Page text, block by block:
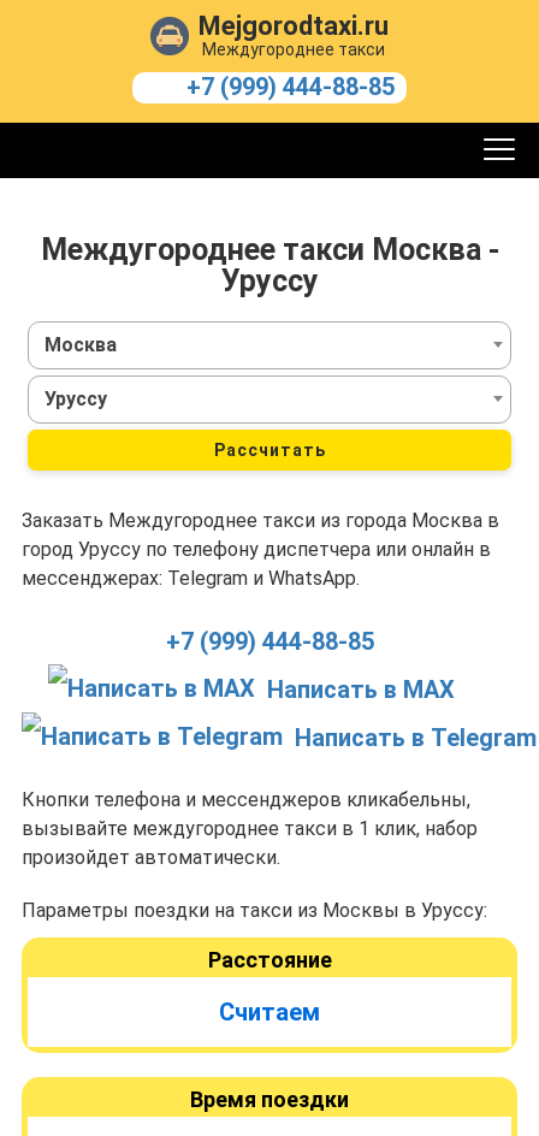
Mejgorodtaxi.ru
Междугороднее такси
+7 (999) 444-88-85
Междугороднее такси Москва -
Уруссу
Москва
Уруссу
Рассчитать
Заказать Междугороднее такси из города Москва в
город Уруссу по телефону диспетчера или онлайн в
мессенджерах: Telegram и WhatsApp.
+7 (999) 444-88-85
Написать в MAX
Написать в Telegram
Кнопки телефона и мессенджеров кликабельны,
вызывайте междугороднее такси в 1 клик, набор
произойдет автоматически.
Параметры поездки на такси из Москвы в Уруссу:
Расстояние
Считаем
Время поездки